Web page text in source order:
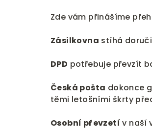
Zde vám přinášíme
Zásilkovna stíhá
DPD potřebuje převzít
Česká pošta dokonce
těmi letošními škrty
Osobní převzetí v naší